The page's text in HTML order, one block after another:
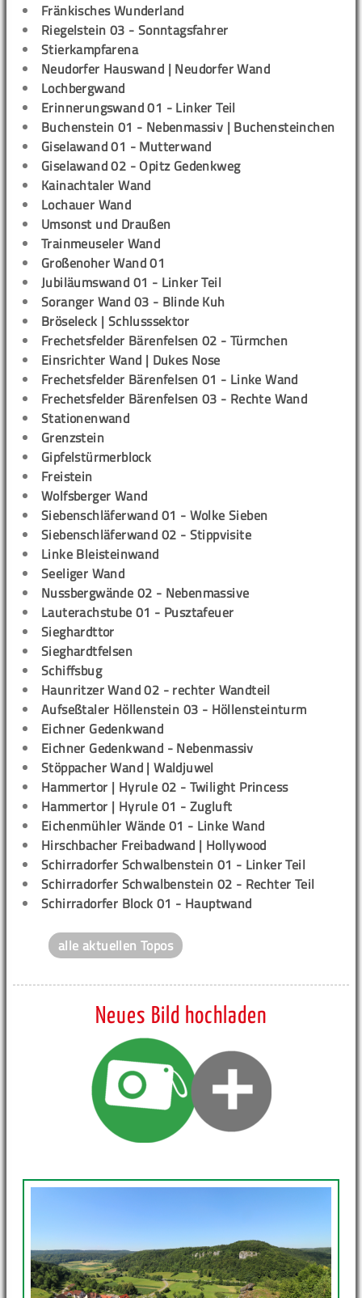
Fränkisches Wunderland
Riegelstein 03 - Sonntagsfahrer
Stierkampfarena
Neudorfer Hauswand | Neudorfer Wand
Lochbergwand
Erinnerungswand 01 - Linker Teil
Buchenstein 01 - Nebenmassiv | Buchensteinchen
Giselawand 01 - Mutterwand
Giselawand 02 - Opitz Gedenkweg
Kainachtaler Wand
Lochauer Wand
Umsonst und Draußen
Trainmeuseler Wand
Großenoher Wand 01
Jubiläumswand 01 - Linker Teil
Soranger Wand 03 - Blinde Kuh
Bröseleck | Schlusssektor
Frechetsfelder Bärenfelsen 02 - Türmchen
Einsrichter Wand | Dukes Nose
Frechetsfelder Bärenfelsen 01 - Linke Wand
Frechetsfelder Bärenfelsen 03 - Rechte Wand
Stationenwand
Grenzstein
Gipfelstürmerblock
Freistein
Wolfsberger Wand
Siebenschläferwand 01 - Wolke Sieben
Siebenschläferwand 02 - Stippvisite
Linke Bleisteinwand
Seeliger Wand
Nussbergwände 02 - Nebenmassive
Lauterachstube 01 - Pusztafeuer
Sieghardttor
Sieghardtfelsen
Schiffsbug
Haunritzer Wand 02 - rechter Wandteil
Aufseßtaler Höllenstein 03 - Höllensteinturm
Eichner Gedenkwand
Eichner Gedenkwand - Nebenmassiv
Stöppacher Wand | Waldjuwel
Hammertor | Hyrule 02 - Twilight Princess
Hammertor | Hyrule 01 - Zugluft
Eichenmühler Wände 01 - Linke Wand
Hirschbacher Freibadwand | Hollywood
Schirradorfer Schwalbenstein 01 - Linker Teil
Schirradorfer Schwalbenstein 02 - Rechter Teil
Schirradorfer Block 01 - Hauptwand
alle aktuellen Topos
Neues Bild hochladen